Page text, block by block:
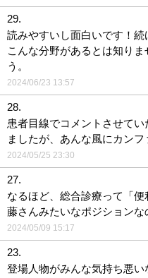
29.
読みやすいし面白いです！
こんな分野があるとは知り
う。
2024/06/23 13:57
28.
患者目線でコメントさせて
ましたが、あんな風にカン
2024/05/25 23:30
27.
なるほど、総合診療って「
藤さんみたいなポジションな
2024/05/09 15:17
23.
登場人物がみんな気持ち悪い